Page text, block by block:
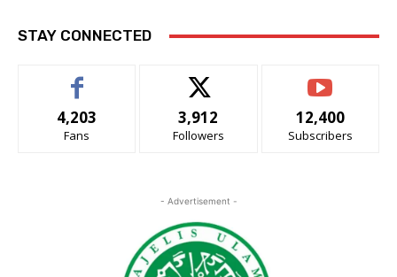
STAY CONNECTED
4,203
Fans
3,912
Followers
12,400
Subscribers
- Advertisement -